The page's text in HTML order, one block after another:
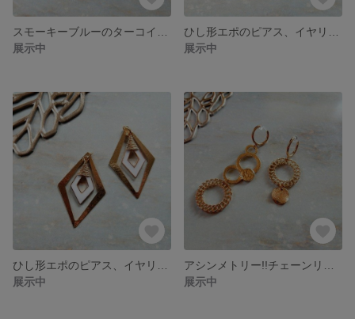
展示中
展示中
展示中
展示中